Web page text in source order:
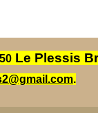
Le Plessis
.